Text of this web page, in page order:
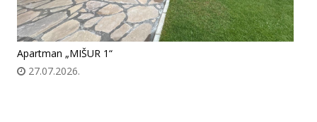
Apartman „MIŠUR 1“
27.07.2026.